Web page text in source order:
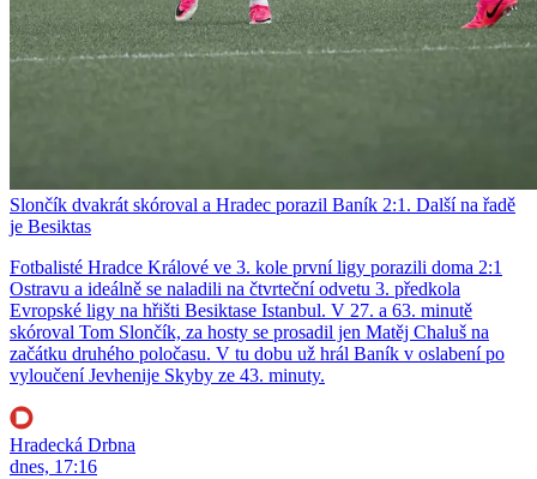
Slončík dvakrát skóroval a Hradec porazil Baník 2:1. Další na řadě
je Besiktas
Fotbalisté Hradce Králové ve 3. kole první ligy porazili doma 2:1
Ostravu a ideálně se naladili na čtvrteční odvetu 3. předkola
Evropské ligy na hřišti Besiktase Istanbul. V 27. a 63. minutě
skóroval Tom Slončík, za hosty se prosadil jen Matěj Chaluš na
začátku druhého poločasu. V tu dobu už hrál Baník v oslabení po
vyloučení Jevhenije Skyby ze 43. minuty.
Hradecká Drbna
dnes, 17:16